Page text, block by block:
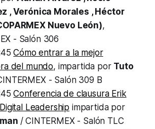
, Verónica Morales , Héctor
Nuevo León),
- Salón 306
Cómo entrar a la mejor
del mundo, impartida por Tuto
- Salón 309 B
Conferencia de clausura Erik
Leadership impartida por
/ CINTERMEX - Salón TLC